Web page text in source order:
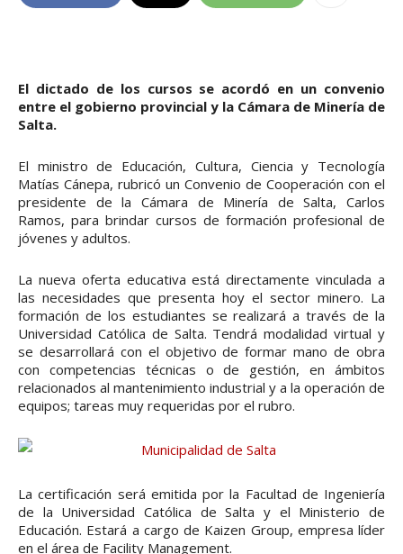
El dictado de los cursos se acordó en un convenio
entre el gobierno provincial y la Cámara de Minería de
Salta.
El ministro de Educación, Cultura, Ciencia y Tecnología
Matías Cánepa, rubricó un Convenio de Cooperación con el
presidente de la Cámara de Minería de Salta, Carlos
Ramos, para brindar cursos de formación profesional de
jóvenes y adultos.
La nueva oferta educativa está directamente vinculada a
las necesidades que presenta hoy el sector minero. La
formación de los estudiantes se realizará a través de la
Universidad Católica de Salta. Tendrá modalidad virtual y
se desarrollará con el objetivo de formar mano de obra
con competencias técnicas o de gestión, en ámbitos
relacionados al mantenimiento industrial y a la operación de
equipos; tareas muy requeridas por el rubro.
La certificación será emitida por la Facultad de Ingeniería
de la Universidad Católica de Salta y el Ministerio de
Educación. Estará a cargo de Kaizen Group, empresa líder
en el área de Facility Management.